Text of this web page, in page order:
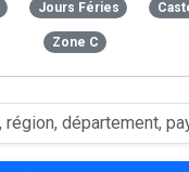
Jours Féries
Zone C